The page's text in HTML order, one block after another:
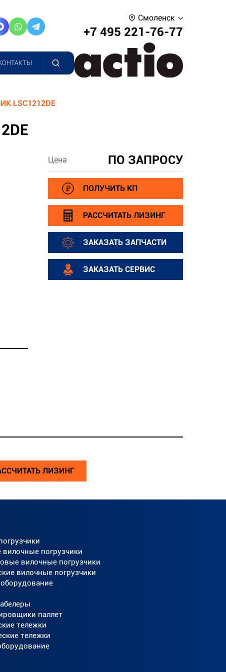
Смоленск
+7 495 221-76-77
LSC1212DE
Цена ПО ЗАПРОСУ
ПОЛУЧИТЬ КП
РАССЧИТАТЬ ЛИЗИНГ
ЗАКАЗАТЬ ЗАПЧАСТИ
ЗАКАЗАТЬ СЕРВИС
ЛИЗИНГ
погрузчики
вилочные погрузчики
вилочные погрузчики
паллет
тележки
тележки